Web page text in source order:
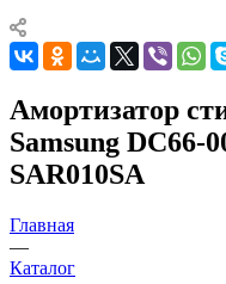
Амортизатор
Samsung DC66-
SAR010SA
Главная
—
Каталог